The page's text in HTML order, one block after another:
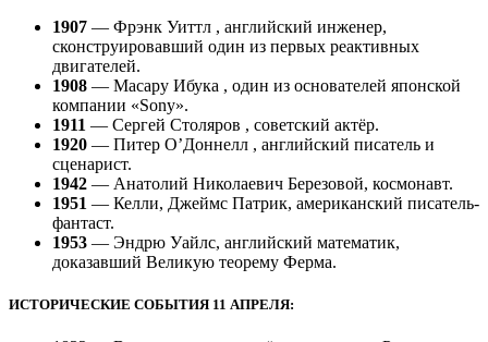
1907 — Фрэнк Уиттл , английский инженер,
сконструировавший один из первых реактивных
двигателей.
1908 — Масару Ибука , один из основателей японской
компании «Sony».
1911 — Сергей Столяров , советский актёр.
1920 — Питер О’Доннелл , английский писатель и
сценарист.
1942 — Анатолий Николаевич Березовой, космонавт.
1951 — Келли, Джеймс Патрик, американский писатель-
фантаст.
1953 — Эндрю Уайлс, английский математик,
доказавший Великую теорему Ферма.
ИСТОРИЧЕСКИЕ СОБЫТИЯ 11 АПРЕЛЯ: